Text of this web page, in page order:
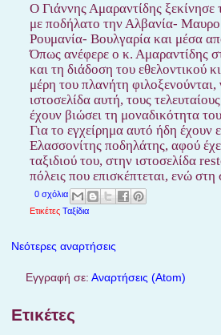
Ο Γιάννης Αμαραντίδης
με ποδήλατο την Αλβανία-
Ρουμανία- Βουλγαρία και μέσα
Όπως ανέφερε ο κ. Αμαραντίδης
και τη διάδοση του εθελοντικού
μέρη του πλανήτη
ιστοσελίδα αυτή, τους
έχουν βιώσει τη μοναδικότητα
Για το εγχείρημα αυτό ήδη έχουν
Ελασσονίτης ποδηλάτης, αφού
ταξιδιού του, στην ιστοσελίδα
πόλεις που επισκέπτεται, ενώ
0 σχόλια
Ετικέτες Ταξίδια
Νεότερες αναρτήσεις
Εγγραφή σε: Αναρτήσεις (Atom)
Ετικέτες